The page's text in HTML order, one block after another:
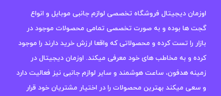
اوزمان دیجیتال فروشگاه تخصصی لوازم جانبی موبایل و انواع
گجت ها بوده و به صورت تخصصی تمامی محصولات موجود در
بازار را تست کرده و محصولاتی که واقعا ارزش خرید دارند را موجود
کرده و به مخاطب های خود معرفی میکند. اوزمان دیجیتال در
زمینه هدفون، ساعت هوشمند و سایر لوازم جانبی نیز فعالیت دارد
و سعی میکند بهترین محصولات را در اختیار مشتریان خود قرار